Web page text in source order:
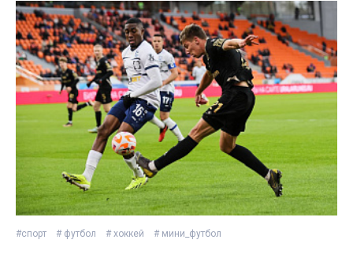
#спорт # футбол # хоккей # мини_футбол